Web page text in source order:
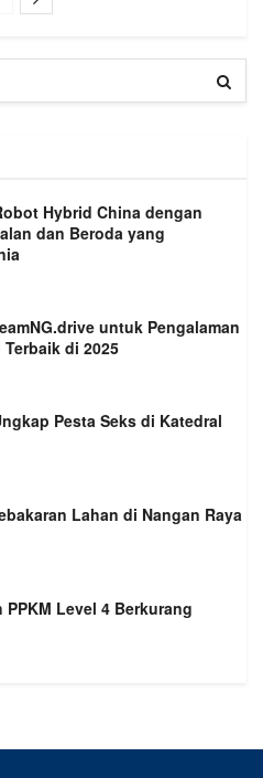
Hybrid China dengan
dan Beroda yang
untuk Pengalaman
di 2025
Pesta Seks di Katedral
Lahan di Nangan Raya
PPKM Level 4 Berkurang